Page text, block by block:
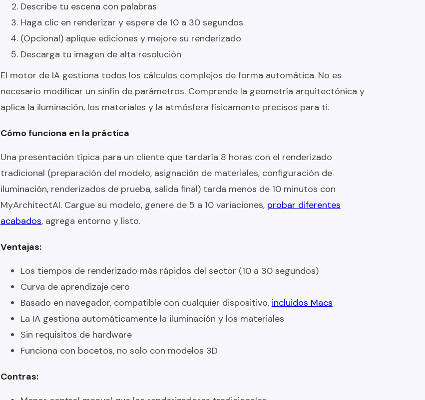
Describe tu escena con palabras
Haga clic en renderizar y espere de 10 a 30 segundos
(Opcional) aplique ediciones y mejore su renderizado
Descarga tu imagen de alta resolución
El motor de IA gestiona todos los cálculos complejos de forma automática. No es
necesario modificar un sinfín de parámetros. Comprende la geometría arquitectónica y
aplica la iluminación, los materiales y la atmósfera físicamente precisos para ti.
Cómo funciona en la práctica
Una presentación típica para un cliente que tardaría 8 horas con el renderizado
tradicional (preparación del modelo, asignación de materiales, configuración de
iluminación, renderizados de prueba, salida final) tarda menos de 10 minutos con
MyArchitectAI. Cargue su modelo, genere de 5 a 10 variaciones, probar diferentes
acabados, agrega entorno y listo.
Ventajas:
Los tiempos de renderizado más rápidos del sector (10 a 30 segundos)
Curva de aprendizaje cero
Basado en navegador, compatible con cualquier dispositivo, incluidos Macs
La IA gestiona automáticamente la iluminación y los materiales
Sin requisitos de hardware
Funciona con bocetos, no solo con modelos 3D
Contras: